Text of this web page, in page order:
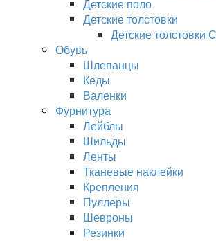
Детские поло
Детские толстовки
Детские толстовки
Обувь
Шлепанцы
Кеды
Валенки
Фурнитура
Лейблы
Шильды
Ленты
Тканевые наклейки
Крепления
Пуллеры
Шевроны
Резинки